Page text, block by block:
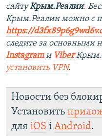
сайтуКрым.Реалии.
Крым.Реалии можно с
https://
следите за основными
Instagram и Viber
установить VPN.
Новости без
Установить
для iOS і Android.